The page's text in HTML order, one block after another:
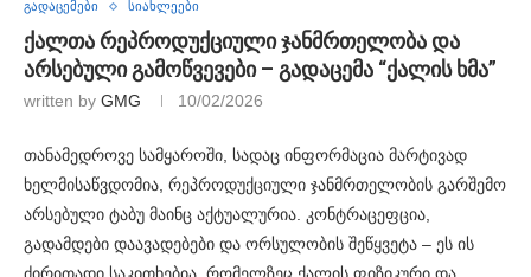
გადაცემები სიახლეები
ქალთა რეპროდუქციული ჯანმრთელობა და
არსებული გამოწვევები – გადაცემა “ქალის ხმა”
written by GMG 10/02/2026
თანამედროვე სამყაროში, სადაც ინფორმაცია მარტივად
ხელმისაწვდომია, რეპროდუქციული ჯანმრთელობის გარშემო
არსებული ტაბუ მაინც აქტუალურია. კონტრაცეფცია,
გადამდები დაავადებები და ორსულობის შეწყვეტა – ეს ის